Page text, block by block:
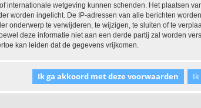
internationale wetgeving kunnen schenden. Het plaatsen
worden ingelicht. De IP-adressen van alle berichten
onderwerp te verwijderen, te wijzigen, te sluiten of te
deze informatie niet aan een derde partij zal worden
kan leiden dat de gegevens vrijkomen.